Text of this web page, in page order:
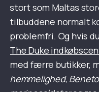
stort som Maltas
tilbuddene normalt
problemfri. Og hvis
The Duke
med færre butikker,
hemmelighed,